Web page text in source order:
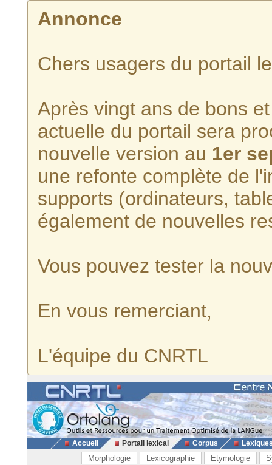
Annonce
Chers usagers du portail
Après vingt ans de bons
actuelle du portail sera
nouvelle version au 1er
une refonte complète de
supports (ordinateurs,
également de nouvelles
Vous pouvez tester la
En vous remerciant,
L'équipe du CNRTL
Accueil Portail lexical Corpus
Morphologie Lexicographie Etymologie